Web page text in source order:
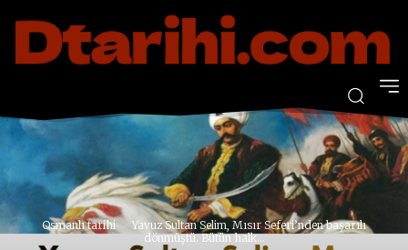
Osmanlı tarihi
Yavuz Sultan Selim, Mısır Seferi’nden başarılı
dönmüştü. Bütün halk...